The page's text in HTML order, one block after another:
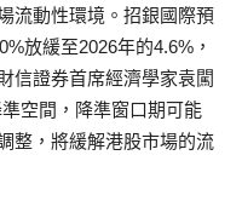
流動性環境。招銀國際預
放緩至2026年的4.6%，
信證券首席經濟學家袁闖
空間，降準窗口期可能
整，將緩解港股市場的流